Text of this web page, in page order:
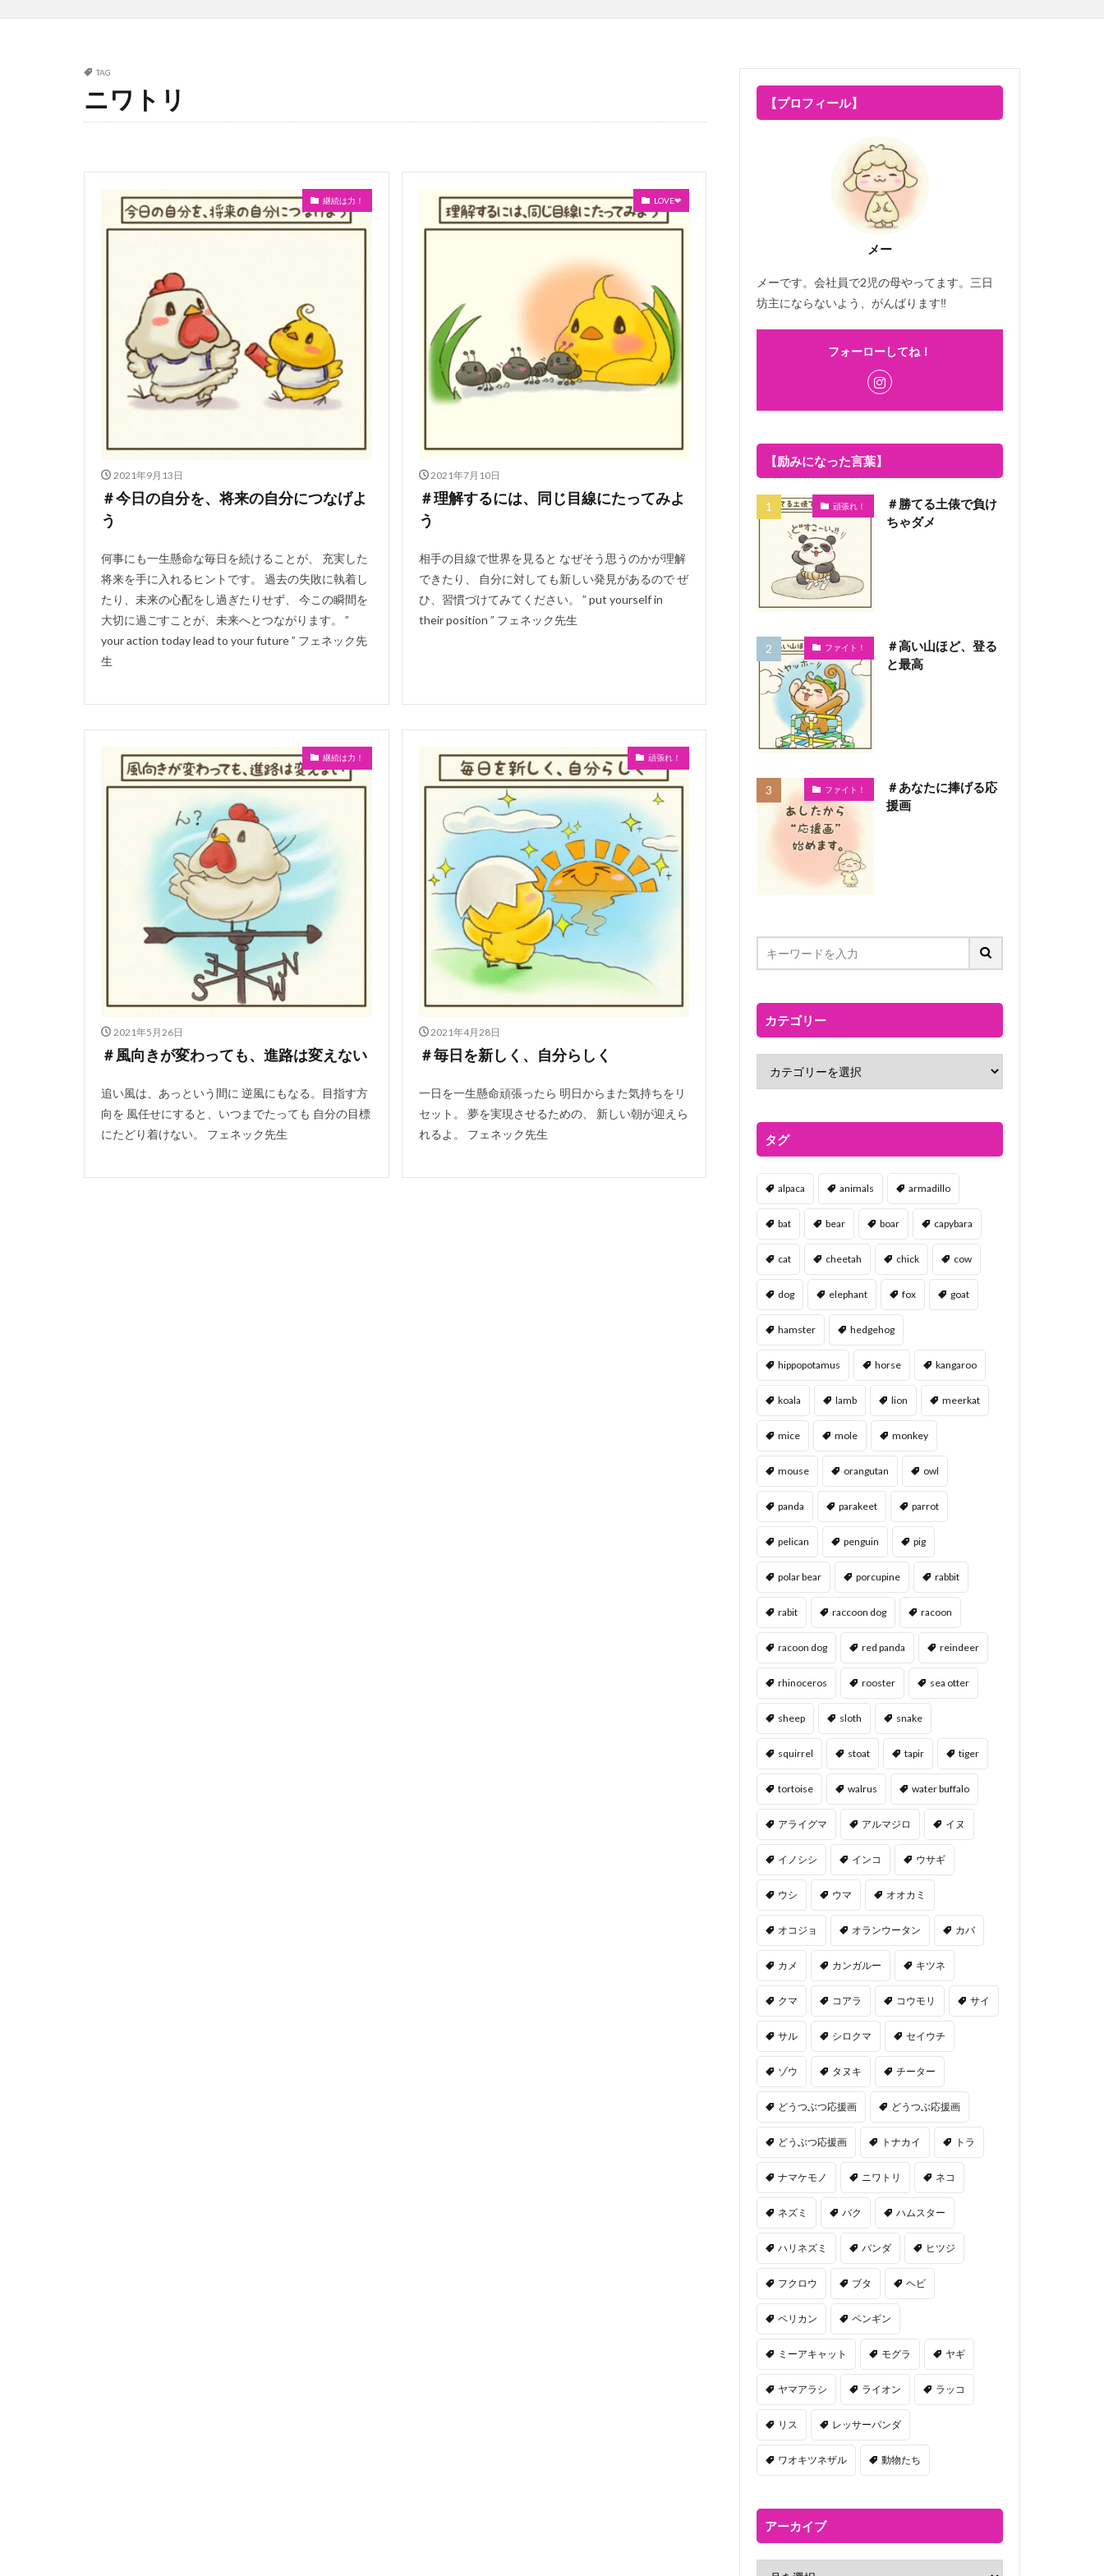
TAG
ニワトリ
継続は力！
2021年9月13日
＃今日の自分を、将来の自分につなげよ
う
何事にも一生懸命な毎日を続けることが、 充実した
将来を手に入れるヒントです。 過去の失敗に執着し
たり、未来の心配をし過ぎたりせず、 今この瞬間を
大切に過ごすことが、未来へとつながります。 ”
your action today lead to your future ” フェネック先
生
LOVE❤
2021年7月10日
＃理解するには、同じ目線にたってみよ
う
相手の目線で世界を見ると なぜそう思うのかが理解
できたり、 自分に対しても新しい発見があるので ぜ
ひ、習慣づけてみてください。 ” put yourself in
their position ” フェネック先生
継続は力！
2021年5月26日
＃風向きが変わっても、進路は変えない
追い風は、あっという間に 逆風にもなる。目指す方
向を 風任せにすると、いつまでたっても 自分の目標
にたどり着けない。 フェネック先生
頑張れ！
2021年4月28日
＃毎日を新しく、自分らしく
一日を一生懸命頑張ったら 明日からまた気持ちをリ
セット。 夢を実現させるための、 新しい朝が迎えら
れるよ。 フェネック先生
【プロフィール】
メー
メーです。会社員で2児の母やってます。三日
坊主にならないよう、がんばります‼
フォーローしてね！
【励みになった言葉】
頑張れ！
＃勝てる土俵で負け
ちゃダメ
ファイト！
＃高い山ほど、登る
と最高
ファイト！
＃あなたに捧げる応
援画
カテゴリー
タグ
alpaca animals armadillo
bat bear boar capybara
cat cheetah chick cow
dog elephant fox goat
hamster hedgehog
hippopotamus horse kangaroo
koala lamb lion meerkat
mice mole monkey
mouse orangutan owl
panda parakeet parrot
pelican penguin pig
polar bear porcupine rabbit
rabit raccoon dog racoon
racoon dog red panda reindeer
rhinoceros rooster sea otter
sheep sloth snake
squirrel stoat tapir tiger
tortoise walrus water buffalo
アライグマ アルマジロ イヌ
イノシシ インコ ウサギ
ウシ ウマ オオカミ
オコジョ オランウータン カバ
カメ カンガルー キツネ
クマ コアラ コウモリ サイ
サル シロクマ セイウチ
ゾウ タヌキ チーター
どうつぶつ応援画 どうつぶ応援画
どうぶつ応援画 トナカイ トラ
ナマケモノ ニワトリ ネコ
ネズミ バク ハムスター
ハリネズミ パンダ ヒツジ
フクロウ ブタ ヘビ
ペリカン ペンギン
ミーアキャット モグラ ヤギ
ヤマアラシ ライオン ラッコ
リス レッサーパンダ
ワオキツネザル 動物たち
アーカイブ